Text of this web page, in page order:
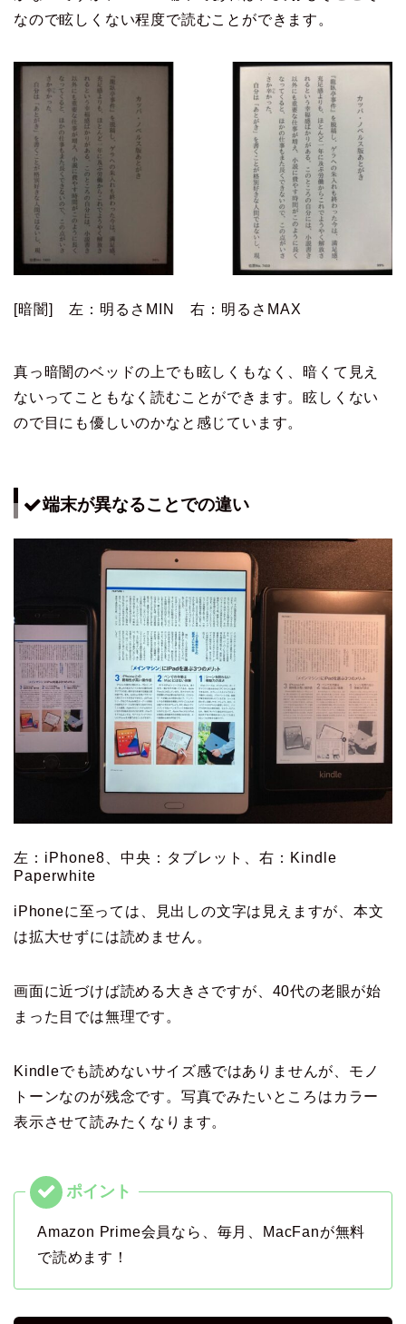
なので眩しくない程度で読むことができます。
[暗闇] 左：明るさMIN 右：明るさMAX
真っ暗闇のベッドの上でも眩しくもなく、暗くて見え
ないってこともなく読むことができます。眩しくない
ので目にも優しいのかなと感じています。
端末が異なることでの違い
左：iPhone8、中央：タブレット、右：Kindle
Paperwhite
iPhoneに至っては、見出しの文字は見えますが、本文
は拡大せずには読めません。
画面に近づけば読める大きさですが、40代の老眼が始
まった目では無理です。
Kindleでも読めないサイズ感ではありませんが、モノ
トーンなのが残念です。写真でみたいところはカラー
表示させて読みたくなります。
Amazon Prime会員なら、毎月、MacFanが無料
で読めます！